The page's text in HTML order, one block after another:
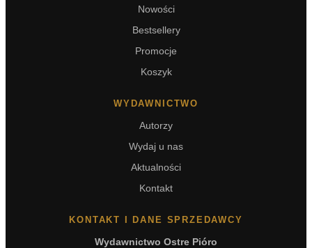
Nowości
Bestsellery
Promocje
Koszyk
WYDAWNICTWO
Autorzy
Wydaj u nas
Aktualności
Kontakt
KONTAKT I DANE SPRZEDAWCY
Wydawnictwo Ostre Pióro